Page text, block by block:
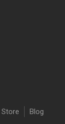
Store Blog